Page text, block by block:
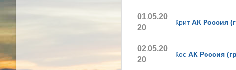
01.05.20
20
КритАК Россия
02.05.20
20
Кос АК Россия